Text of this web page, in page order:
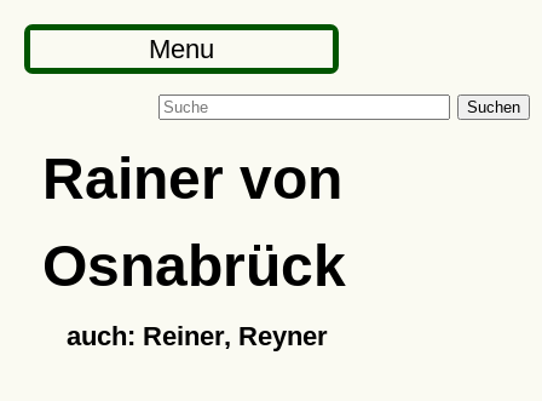
Menu
Suchen
Rainer von
Osnabrück
auch: Reiner, Reyner